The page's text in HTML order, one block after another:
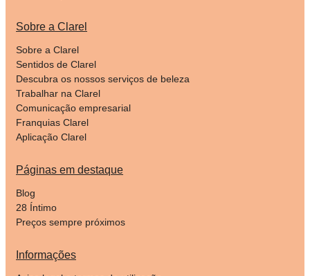
Sobre a Clarel
Sobre a Clarel
Sentidos de Clarel
Descubra os nossos serviços de beleza
Trabalhar na Clarel
Comunicação empresarial
Franquias Clarel
Aplicação Clarel
Páginas em destaque
Blog
28 Íntimo
Preços sempre próximos
Informações